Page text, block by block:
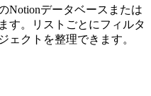
Notionデータベースまたは
す。リストごとにフィルタ
ェクトを整理できます。